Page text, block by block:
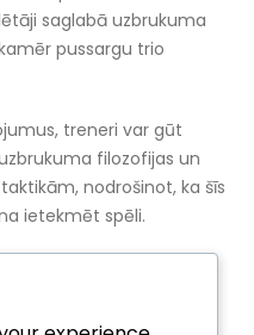
saglabā uzbrukuma
pussargu trio
treneri var gūt
filozofijas un
nodrošinot, ka šīs
ietekmēt spēli.
formācijām